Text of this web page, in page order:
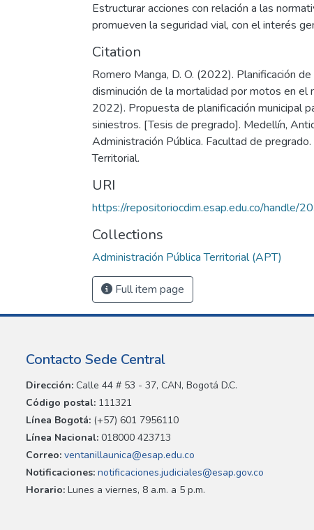
Estructurar acciones con relación a las
promueven la seguridad vial, con el interés
Citation
Romero Manga, D. O. (2022). Planificación
disminución de la mortalidad por motos en
2022). Propuesta de planificación municipal
siniestros. [Tesis de pregrado]. Medellín,
Administración Pública. Facultad de
Territorial.
URI
https://repositoriocdim.esap.edu.co/handle/
Collections
Administración Pública Territorial (APT)
Full item page
Contacto Sede Central
Dirección: Calle 44 # 53 - 37, CAN, Bogotá D.C.
Código postal: 111321
Línea Bogotá: (+57) 601 7956110
Línea Nacional: 018000 423713
Correo: ventanillaunica@esap.edu.co
Notificaciones: notificaciones.judiciales@esap.gov.co
Horario: Lunes a viernes, 8 a.m. a 5 p.m.